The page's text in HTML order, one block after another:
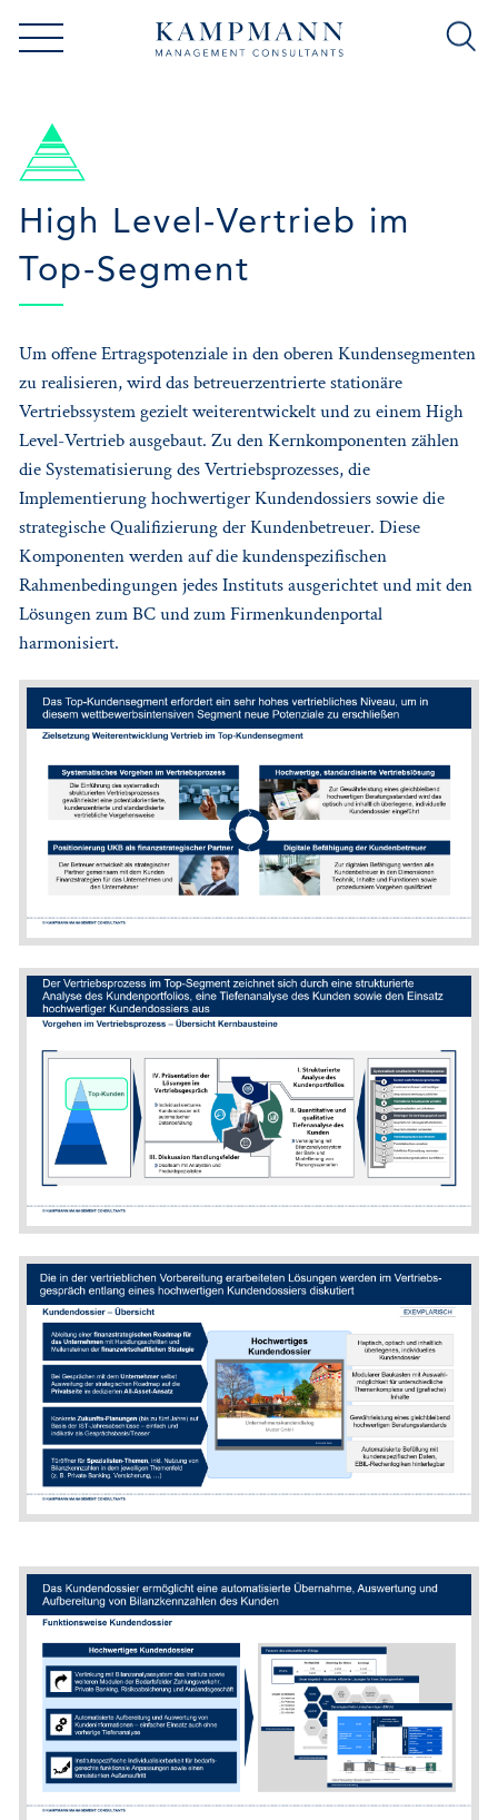
High Level-Vertrieb im
Top-Segment
Um offene Ertragspotenziale in den oberen Kundensegmenten
zu realisieren, wird das betreuerzentrierte stationäre
Vertriebssystem gezielt weiterentwickelt und zu einem High
Level-Vertrieb ausgebaut. Zu den Kernkomponenten zählen
die Systematisierung des Vertriebsprozesses, die
Implementierung hochwertiger Kundendossiers sowie die
strategische Qualifizierung der Kundenbetreuer. Diese
Komponenten werden auf die kundenspezifischen
Rahmenbedingungen jedes Instituts ausgerichtet und mit den
Lösungen zum BC und zum Firmenkundenportal
harmonisiert.